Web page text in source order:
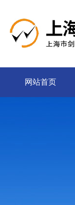
网站首页